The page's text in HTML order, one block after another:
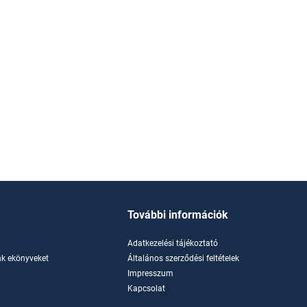
ekönyveket
További információk
Adatkezelési tájékoztató
Általános szerződési feltételek
Impresszum
Kapcsolat